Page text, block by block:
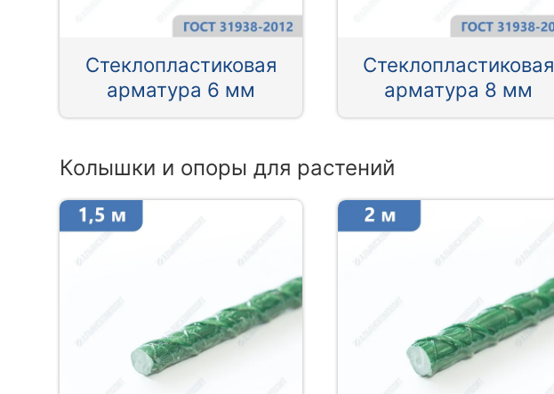
Стеклопластиковая
арматура 6 мм
Стеклопластиковая
арматура 8 мм
Колышки и опоры для растений